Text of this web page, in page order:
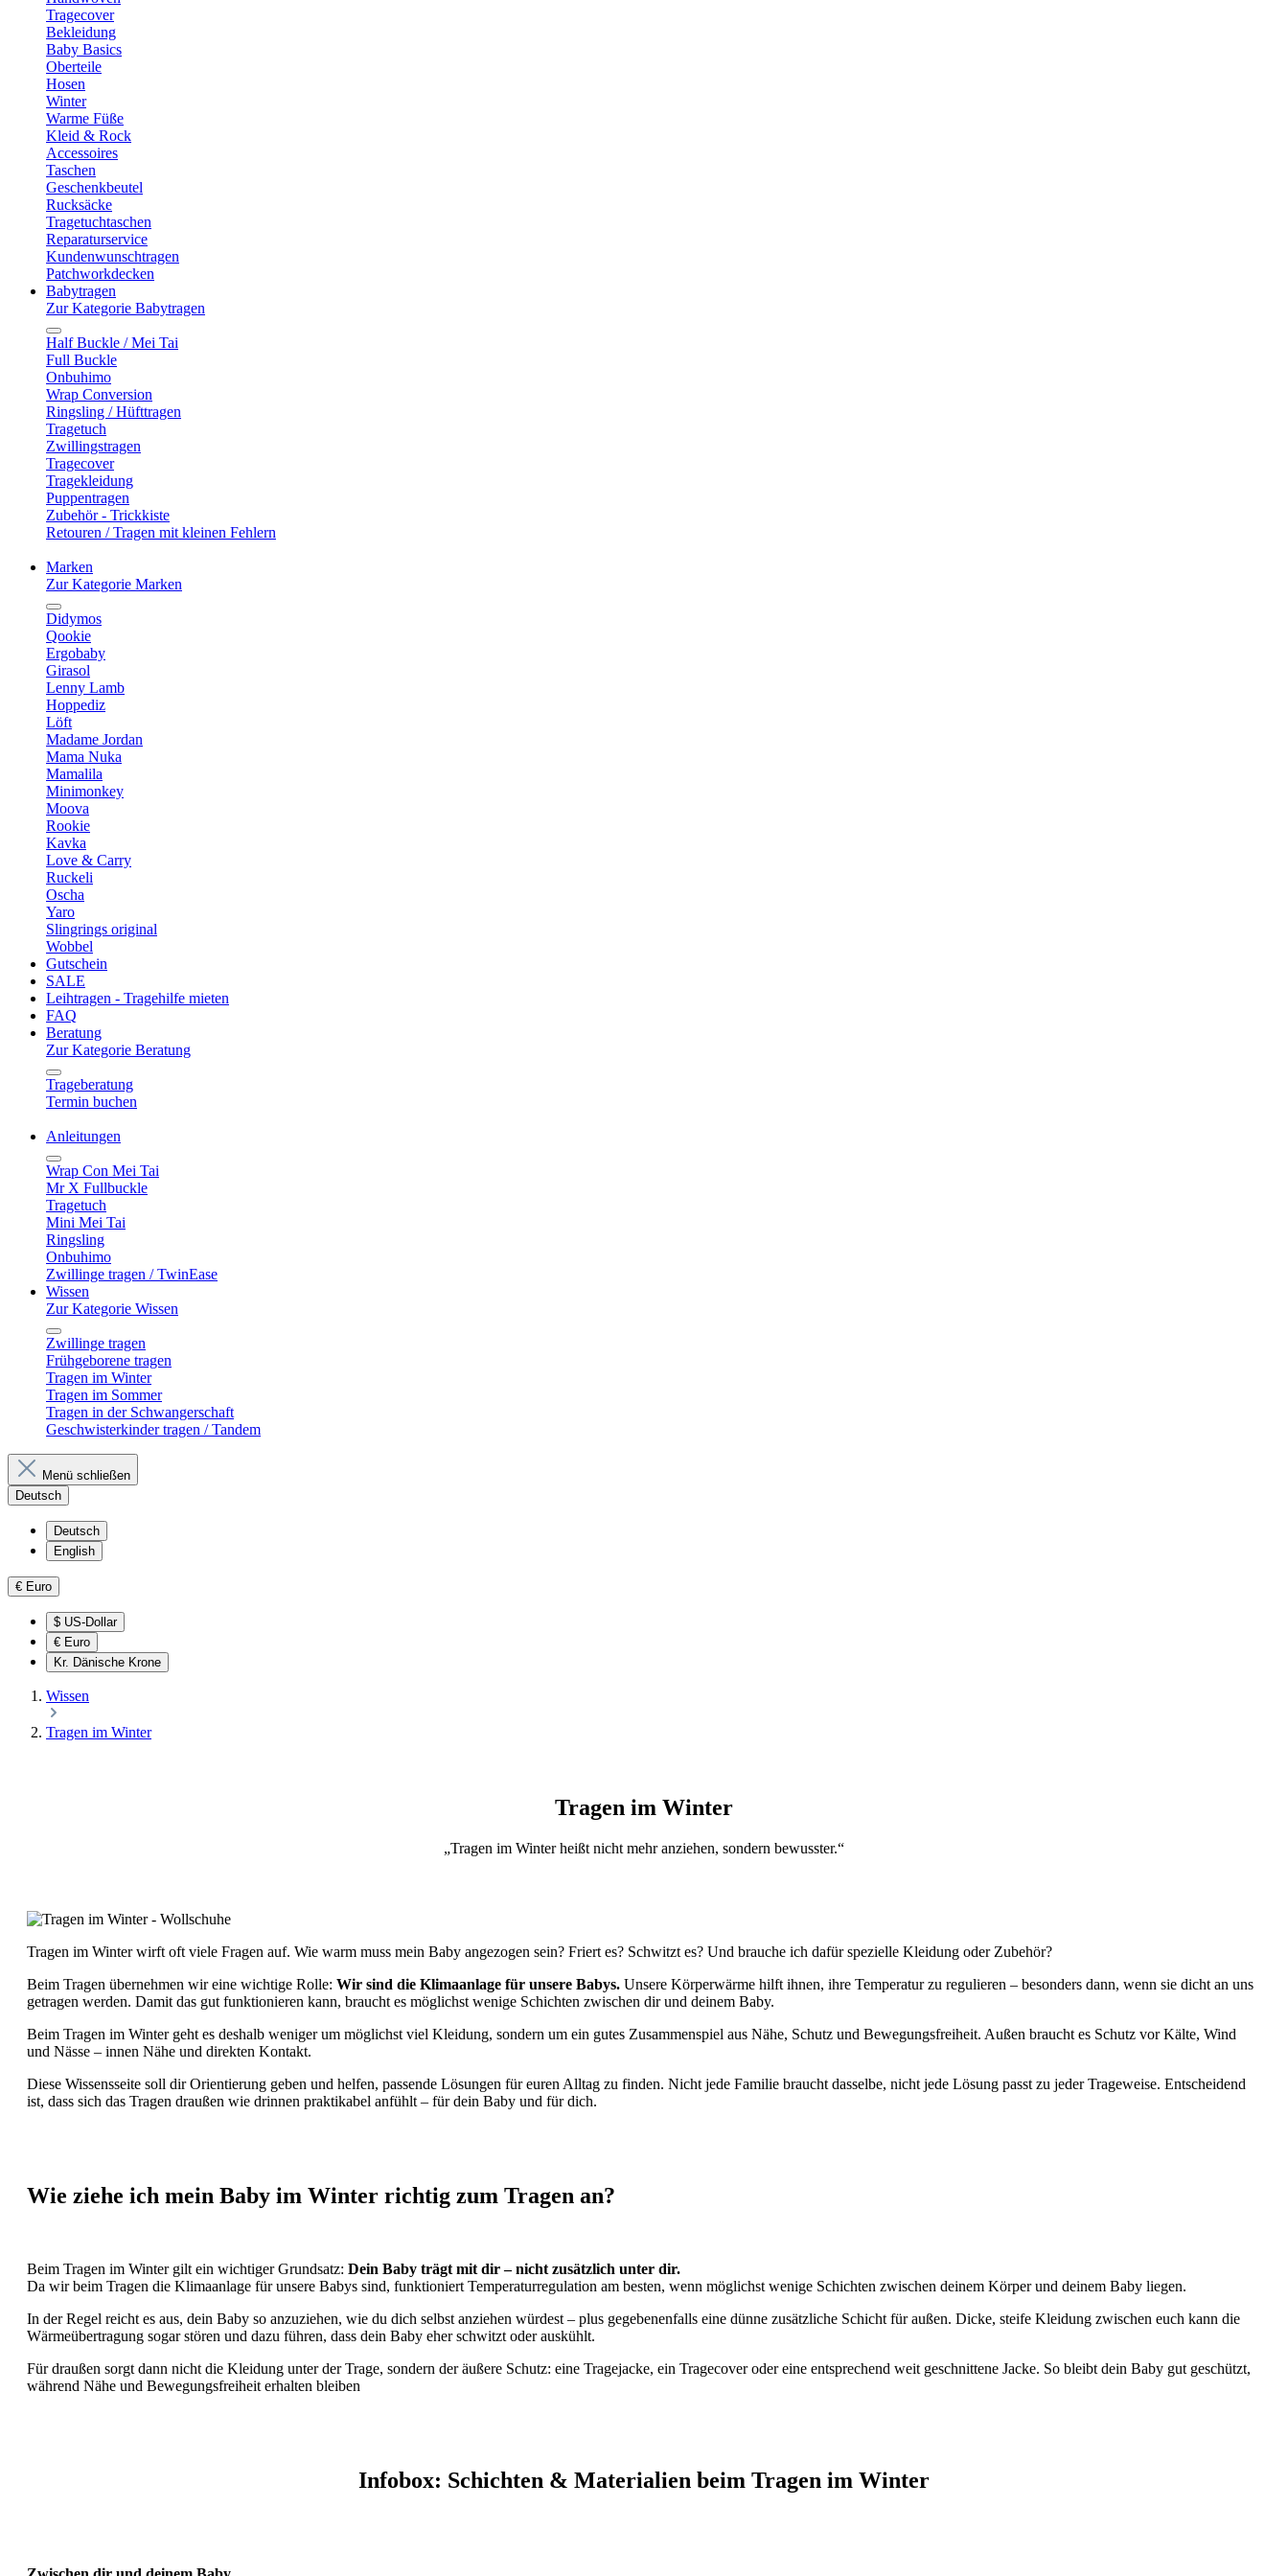
Tragecover
Bekleidung
Baby Basics
Oberteile
Hosen
Winter
Warme Füße
Kleid & Rock
Accessoires
Taschen
Geschenkbeutel
Rucksäcke
Tragetuchtaschen
Reparaturservice
Kundenwunschtragen
Patchworkdecken
Babytragen
Zur Kategorie Babytragen
Half Buckle / Mei Tai
Full Buckle
Onbuhimo
Wrap Conversion
Ringsling / Hüfttragen
Tragetuch
Zwillingstragen
Tragecover
Tragekleidung
Puppentragen
Zubehör - Trickkiste
Retouren / Tragen mit kleinen Fehlern
Marken
Zur Kategorie Marken
Didymos
Qookie
Ergobaby
Girasol
Lenny Lamb
Hoppediz
Löft
Madame Jordan
Mama Nuka
Mamalila
Minimonkey
Moova
Rookie
Kavka
Love & Carry
Ruckeli
Oscha
Yaro
Slingrings original
Wobbel
Gutschein
SALE
Leihtragen - Tragehilfe mieten
FAQ
Beratung
Zur Kategorie Beratung
Trageberatung
Termin buchen
Anleitungen
Wrap Con Mei Tai
Mr X Fullbuckle
Tragetuch
Mini Mei Tai
Ringsling
Onbuhimo
Zwillinge tragen / TwinEase
Wissen
Zur Kategorie Wissen
Zwillinge tragen
Frühgeborene tragen
Tragen im Winter
Tragen im Sommer
Tragen in der Schwangerschaft
Geschwisterkinder tragen / Tandem
Menü schließen
Deutsch
Deutsch
English
€ Euro
$ US-Dollar
€ Euro
Kr. Dänische Krone
Wissen
Tragen im Winter
Tragen im Winter
„Tragen im Winter heißt nicht mehr anziehen, sondern bewusster.“
Tragen im Winter wirft oft viele Fragen auf. Wie warm muss mein Baby angezogen sein? Friert es? Schwitzt es? Und brauche ich dafür spezielle Kleidung oder Zubehör?
Beim Tragen übernehmen wir eine wichtige Rolle: Wir sind die Klimaanlage für unsere Babys. Unsere Körperwärme hilft ihnen, ihre Temperatur zu regulieren – besonders dann, wenn sie dicht an uns
getragen werden. Damit das gut funktionieren kann, braucht es möglichst wenige Schichten zwischen dir und deinem Baby.
Beim Tragen im Winter geht es deshalb weniger um möglichst viel Kleidung, sondern um ein gutes Zusammenspiel aus Nähe, Schutz und Bewegungsfreiheit. Außen braucht es Schutz vor Kälte, Wind
und Nässe – innen Nähe und direkten Kontakt.
Diese Wissensseite soll dir Orientierung geben und helfen, passende Lösungen für euren Alltag zu finden. Nicht jede Familie braucht dasselbe, nicht jede Lösung passt zu jeder Trageweise. Entscheidend
ist, dass sich das Tragen draußen wie drinnen praktikabel anfühlt – für dein Baby und für dich.
Wie ziehe ich mein Baby im Winter richtig zum Tragen an?
Beim Tragen im Winter gilt ein wichtiger Grundsatz: Dein Baby trägt mit dir – nicht zusätzlich unter dir.
Da wir beim Tragen die Klimaanlage für unsere Babys sind, funktioniert Temperaturregulation am besten, wenn möglichst wenige Schichten zwischen deinem Körper und deinem Baby liegen.
In der Regel reicht es aus, dein Baby so anzuziehen, wie du dich selbst anziehen würdest – plus gegebenenfalls eine dünne zusätzliche Schicht für außen. Dicke, steife Kleidung zwischen euch kann die
Wärmeübertragung sogar stören und dazu führen, dass dein Baby eher schwitzt oder auskühlt.
Für draußen sorgt dann nicht die Kleidung unter der Trage, sondern der äußere Schutz: eine Tragejacke, ein Tragecover oder eine entsprechend weit geschnittene Jacke. So bleibt dein Baby gut geschützt,
während Nähe und Bewegungsfreiheit erhalten bleiben
Infobox: Schichten & Materialien beim Tragen im Winter